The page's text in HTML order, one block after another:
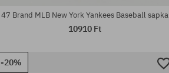
47 Brand MLB New York Yankees Baseball sapka
10910 Ft
-20%